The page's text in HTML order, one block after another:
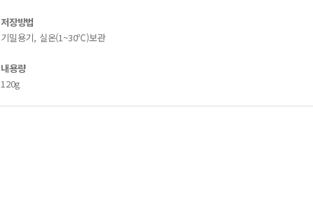
저장방법
기밀용기, 실온(1~30℃)보관
내용량
120g